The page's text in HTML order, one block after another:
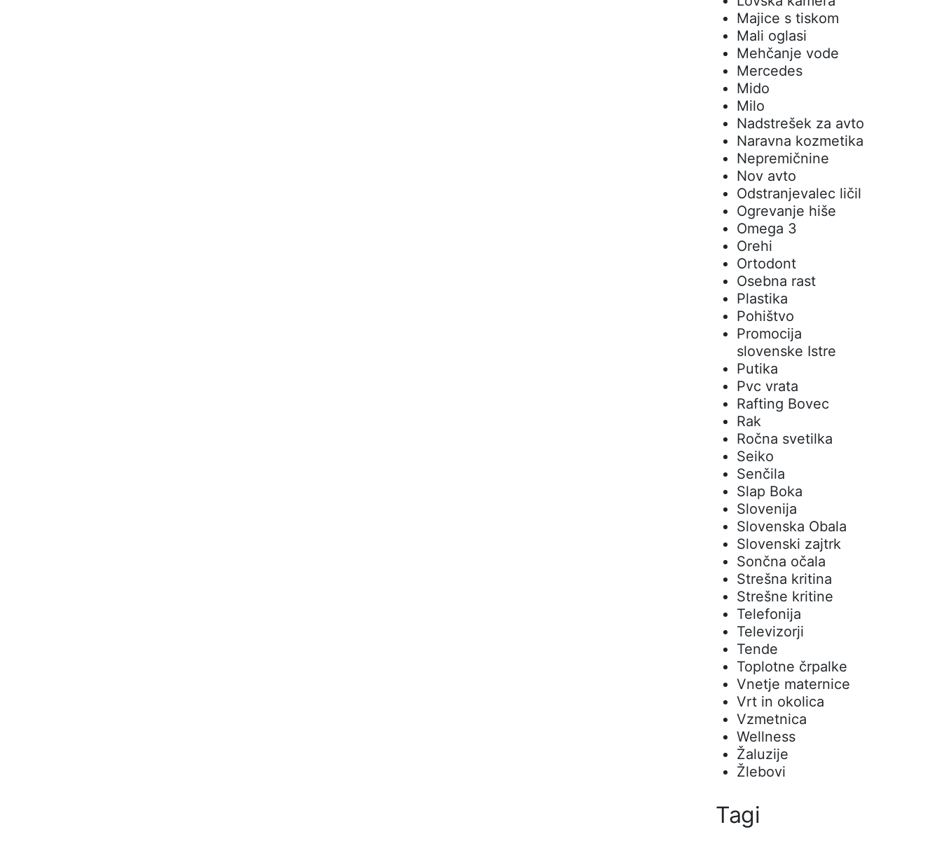
Majice s tiskom
Mali oglasi
Mehčanje vode
Mercedes
Mido
Milo
Nadstrešek za avto
Naravna kozmetika
Nepremičnine
Nov avto
Odstranjevalec ličil
Ogrevanje hiše
Omega 3
Orehi
Ortodont
Osebna rast
Plastika
Pohištvo
Promocija
slovenske Istre
Putika
Pvc vrata
Rafting Bovec
Rak
Ročna svetilka
Seiko
Senčila
Slap Boka
Slovenija
Slovenska Obala
Slovenski zajtrk
Sončna očala
Strešna kritina
Strešne kritine
Telefonija
Televizorji
Tende
Toplotne črpalke
Vnetje maternice
Vrt in okolica
Vzmetnica
Wellness
Žaluzije
Žlebovi
Tagi